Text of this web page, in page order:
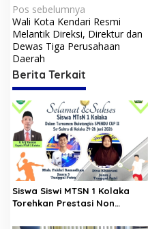
N
a
v
i
g
a
s
i
p
o
s
Pos sebelumnya
Wali Kota Kendari Resmi
Melantik Direksi, Direktur dan
Dewas Tiga Perusahaan
Daerah
Berita Terkait
Siswa Siswi MTSN 1 Kolaka
Torehkan Prestasi Non